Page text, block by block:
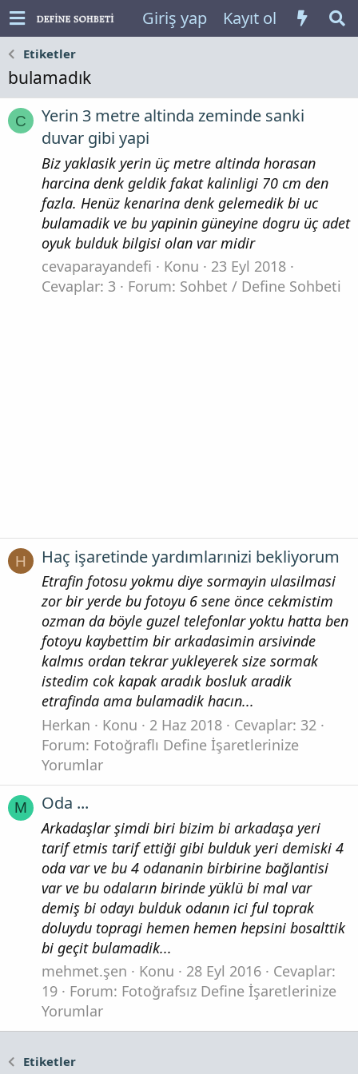
Giriş yap Kayıt ol
Etiketler
bulamadık
C
Yerin 3 metre altinda zeminde sanki
duvar gibi yapi
Biz yaklasik yerin üç metre altinda horasan
harcina denk geldik fakat kalinligi 70 cm den
fazla. Henüz kenarina denk gelemedik bi uc
bulamadik ve bu yapinin güneyine dogru üç adet
oyuk bulduk bilgisi olan var midir
cevaparayandefi
Konu
23 Eyl 2018
Cevaplar: 3
Forum: Sohbet / Define Sohbeti
H Haç işaretinde yardımlarınizi bekliyorum
Etrafin fotosu yokmu diye sormayin ulasilmasi
zor bir yerde bu fotoyu 6 sene önce cekmistim
ozman da böyle guzel telefonlar yoktu hatta ben
fotoyu kaybettim bir arkadasimin arsivinde
kalmıs ordan tekrar yukleyerek size sormak
istedim cok kapak aradık bosluk aradik
etrafinda ama bulamadik hacın...
Herkan
Konu 2 Haz 2018
Cevaplar: 32
Forum: Fotoğraflı Define İşaretlerinize
Yorumlar
M Oda ...
Arkadaşlar şimdi biri bizim bi arkadaşa yeri
tarif etmis tarif ettiği gibi bulduk yeri demiski 4
oda var ve bu 4 odananin birbirine bağlantisi
var ve bu odaların birinde yüklü bi mal var
demiş bi odayı bulduk odanın ici ful toprak
doluydu topragi hemen hemen hepsini bosalttik
bi geçit bulamadik...
mehmet.şen
Konu 28 Eyl 2016
Cevaplar:
19
Forum: Fotoğrafsız Define İşaretlerinize
Yorumlar
Etiketler